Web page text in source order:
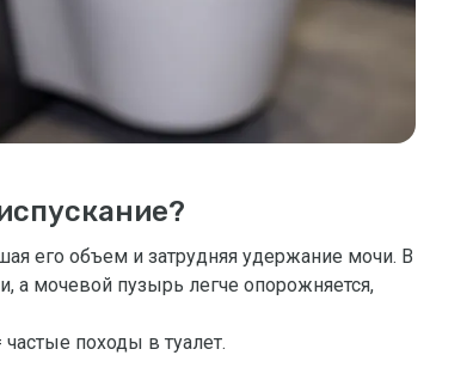
его объем и затрудняя удержание мочи. В
а мочевой пузырь легче опорожняется,
походы в туалет.